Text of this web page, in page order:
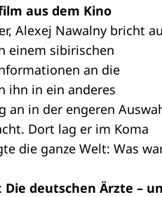
aus dem Kino
Alexej Nawalny bricht
einem sibirischen
an die
ihn in ein anderes
an in der engeren
Dort lag er im Koma
die ganze Welt: Was
Die deutschen Ärzte –